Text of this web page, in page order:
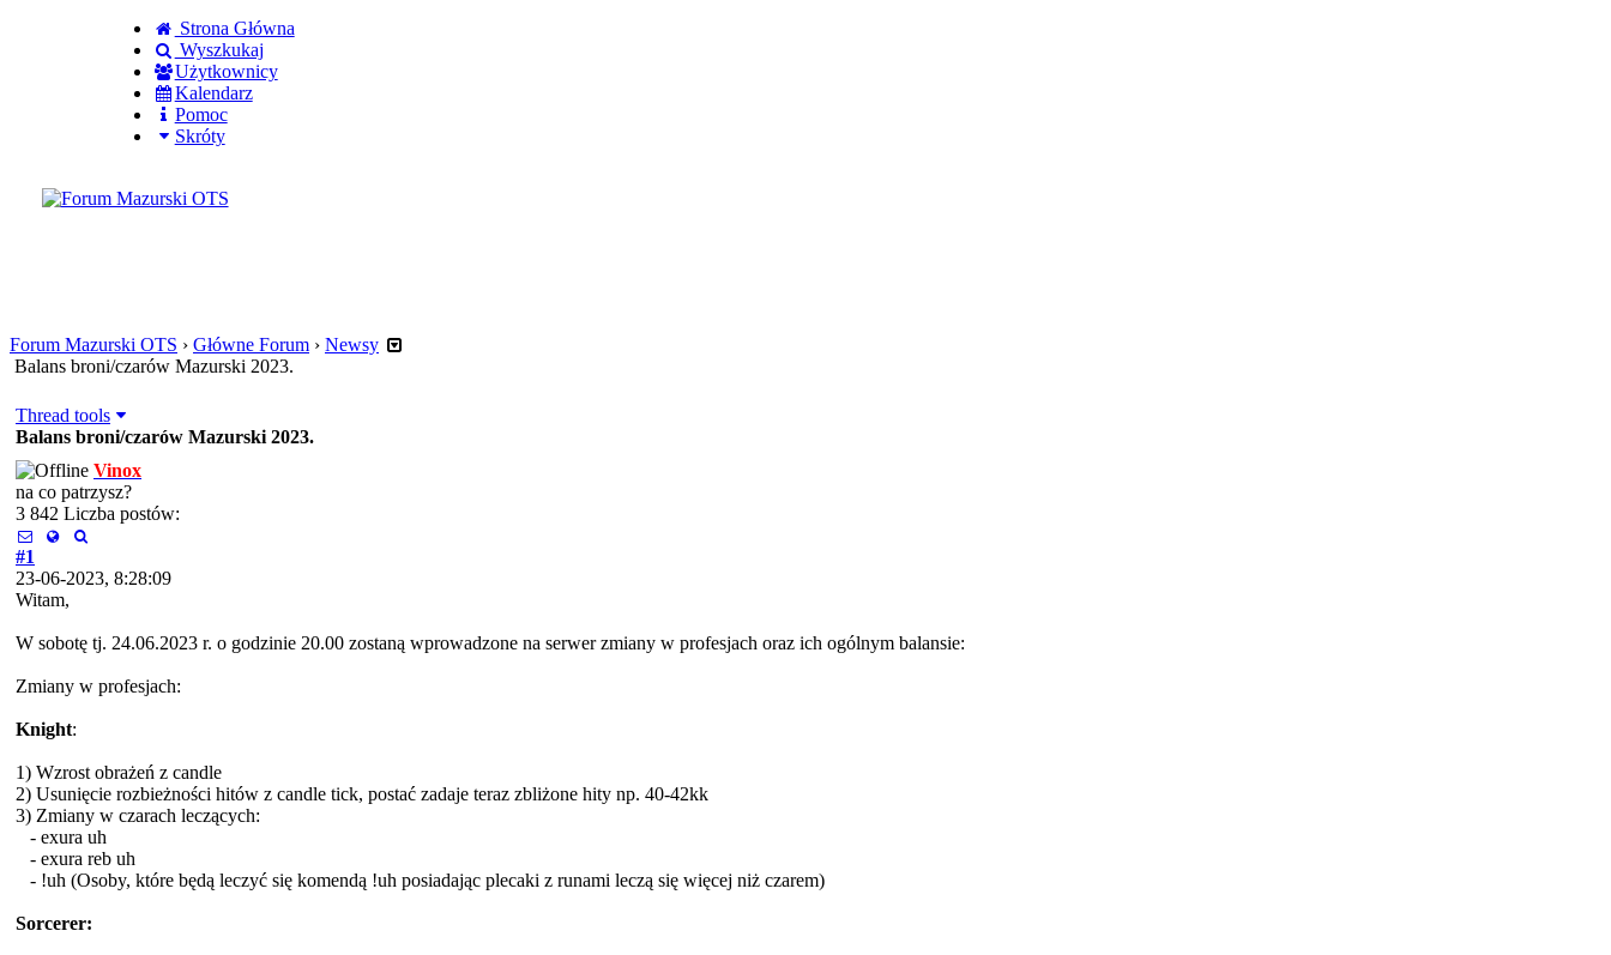
Strona Główna
Wyszkukaj
Użytkownicy
Kalendarz
Pomoc
Skróty
Forum Mazurski OTS › Główne Forum › Newsy
Balans broni/czarów Mazurski 2023.
Thread tools
Balans broni/czarów Mazurski 2023.
Vinox
na co patrzysz?
3 842 Liczba postów:
#1
23-06-2023, 8:28:09
Witam,
W sobotę tj. 24.06.2023 r. o godzinie 20.00 zostaną wprowadzone na serwer zmiany w profesjach oraz ich ogólnym balansie:
Zmiany w profesjach:
Knight:
1) Wzrost obrażeń z candle
2) Usunięcie rozbieżności hitów z candle tick, postać zadaje teraz zbliżone hity np. 40-42kk
3) Zmiany w czarach leczących:
- exura uh
- exura reb uh
- !uh (Osoby, które będą leczyć się komendą !uh posiadając plecaki z runami leczą się więcej niż czarem)
Sorcerer: